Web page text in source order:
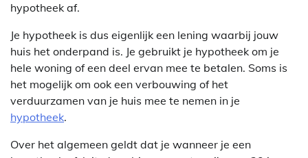
hypotheek af.
Je hypotheek is dus eigenlijk een lening waarbij jouw
huis het onderpand is. Je gebruikt je hypotheek om je
hele woning of een deel ervan mee te betalen. Soms is
het mogelijk om ook een verbouwing of het
verduurzamen van je huis mee te nemen in je
hypotheek.
Over het algemeen geldt dat je wanneer je een